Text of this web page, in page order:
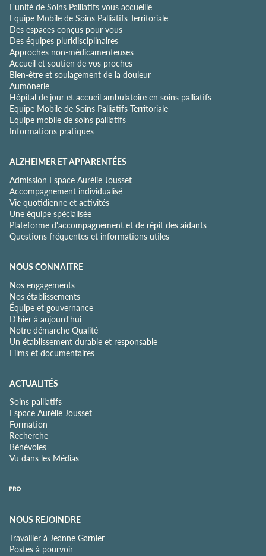
f
i
d
e
n
t
i
a
l
i
t
é
L'unité de Soins Palliatifs vous accueille
Equipe Mobile de Soins Palliatifs Territoriale
Des espaces conçus pour vous
Des équipes pluridisciplinaires
Approches non-médicamenteuses
Accueil et soutien de vos proches
Bien-être et soulagement de la douleur
Aumônerie
Hôpital de jour et accueil ambulatoire en soins palliatifs
Equipe Mobile de Soins Palliatifs Territoriale
Equipe mobile de soins palliatifs
Informations pratiques
ALZHEIMER ET APPARENTÉES
Admission Espace Aurélie Jousset
Accompagnement individualisé
Vie quotidienne et activités
Une équipe spécialisée
Plateforme d'accompagnement et de répit des aidants
Questions fréquentes et informations utiles
NOUS CONNAITRE
Nos engagements
Nos établissements
Équipe et gouvernance
D'hier à aujourd'hui
Notre démarche Qualité
Un établissement durable et responsable
Films et documentaires
ACTUALITÉS
Soins palliatifs
Espace Aurélie Jousset
Formation
Recherche
Bénévoles
Vu dans les Médias
NOUS REJOINDRE
Travailler à Jeanne Garnier
Postes à pourvoir